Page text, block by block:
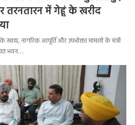
में गेहूं के खरीद
नागरिक आपूर्ति और उपभोक्ता मामलों के मंत्री
भवन…